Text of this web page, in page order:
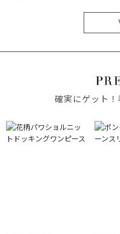
確実にゲット